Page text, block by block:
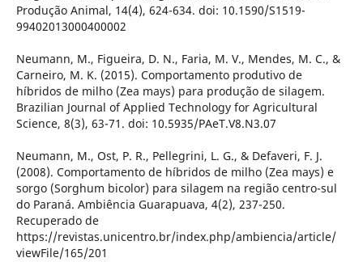
Produção Animal, 14(4), 624-634. doi: 10.1590/S1519-
99402013000400002
Neumann, M., Figueira, D. N., Faria, M. V., Mendes, M. C., &
Carneiro, M. K. (2015). Comportamento produtivo de
híbridos de milho (Zea mays) para produção de silagem.
Brazilian Journal of Applied Technology for Agricultural
Science, 8(3), 63-71. doi: 10.5935/PAeT.V8.N3.07
Neumann, M., Ost, P. R., Pellegrini, L. G., & Defaveri, F. J.
(2008). Comportamento de híbridos de milho (Zea mays) e
sorgo (Sorghum bicolor) para silagem na região centro-sul
do Paraná. Ambiência Guarapuava, 4(2), 237-250.
Recuperado de
https://revistas.unicentro.br/index.php/ambiencia/article/
viewFile/165/201